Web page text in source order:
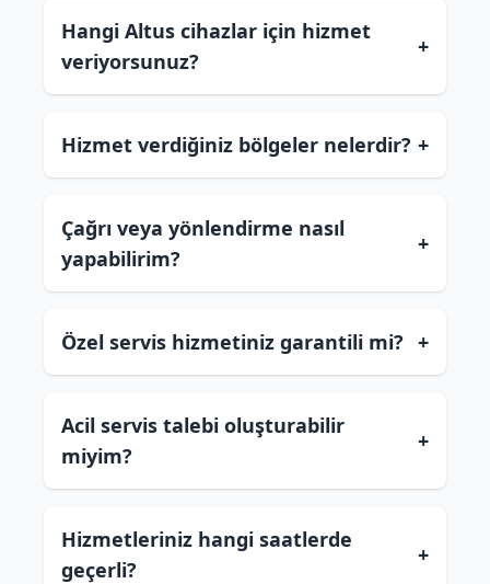
Hangi Altus cihazlar için hizmet
veriyorsunuz?
+
Hizmet verdiğiniz bölgeler nelerdir? +
Çağrı veya yönlendirme nasıl
yapabilirim?
+
Özel servis hizmetiniz garantili mi? +
Acil servis talebi oluşturabilir
miyim?
+
Hizmetleriniz hangi saatlerde
geçerli?
+